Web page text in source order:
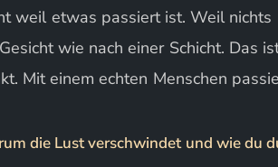
weil etwas passiert ist. Weil
wie nach einer Schicht.
Mit einem echten Menschen
die Lust verschwindet und wie du